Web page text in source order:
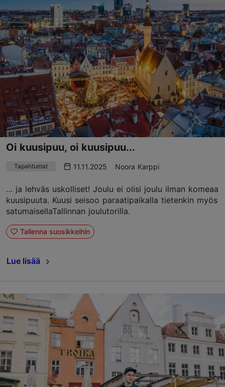
Oi kuusipuu, oi kuusipuu...
Tapahtumat 11.11.2025 Noora Karppi
… ja lehväs uskolliset! Joulu ei olisi joulu ilman komeaa
kuusipuuta. Kuusi seisoo paraatipaikalla tietenkin myös
satumaisellaTallinnan joulutorilla.
Tallenna suosikkeihin
Lue lisää